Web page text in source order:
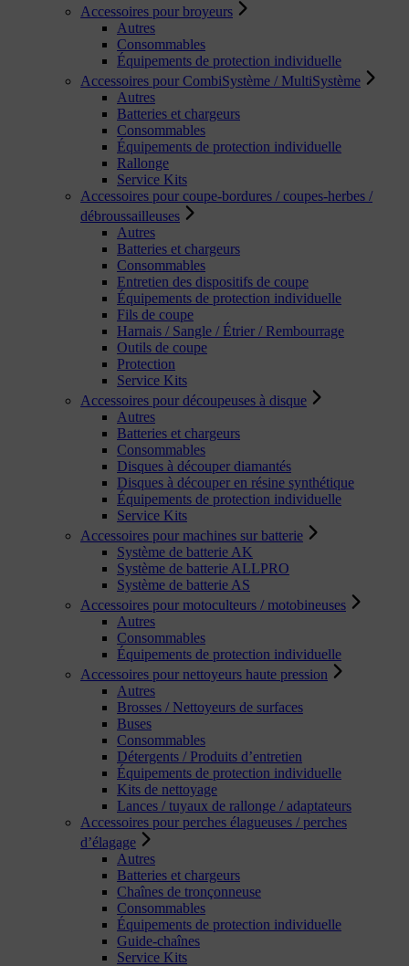
Accessoires pour broyeurs
Autres
Consommables
Équipements de protection individuelle
Accessoires pour CombiSystème / MultiSystème
Autres
Batteries et chargeurs
Consommables
Équipements de protection individuelle
Rallonge
Service Kits
Accessoires pour coupe-bordures / coupes-herbes /
débroussailleuses
Autres
Batteries et chargeurs
Consommables
Entretien des dispositifs de coupe
Équipements de protection individuelle
Fils de coupe
Harnais / Sangle / Étrier / Rembourrage
Outils de coupe
Protection
Service Kits
Accessoires pour découpeuses à disque
Autres
Batteries et chargeurs
Consommables
Disques à découper diamantés
Disques à découper en résine synthétique
Équipements de protection individuelle
Service Kits
Accessoires pour machines sur batterie
Système de batterie AK
Système de batterie ALLPRO
Système de batterie AS
Accessoires pour motoculteurs / motobineuses
Autres
Consommables
Équipements de protection individuelle
Accessoires pour nettoyeurs haute pression
Autres
Brosses / Nettoyeurs de surfaces
Buses
Consommables
Détergents / Produits d’entretien
Équipements de protection individuelle
Kits de nettoyage
Lances / tuyaux de rallonge / adaptateurs
Accessoires pour perches élagueuses / perches
d’élagage
Autres
Batteries et chargeurs
Chaînes de tronçonneuse
Consommables
Équipements de protection individuelle
Guide-chaînes
Service Kits